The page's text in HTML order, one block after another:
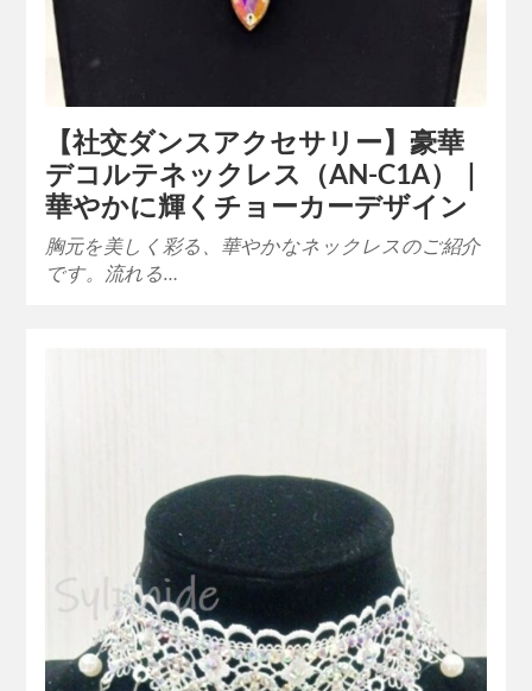
【社交ダンスアクセサリー】豪華
デコルテネックレス（AN-C1A）｜
華やかに輝くチョーカーデザイン
胸元を美しく彩る、華やかなネックレスのご紹介
です。流れる…